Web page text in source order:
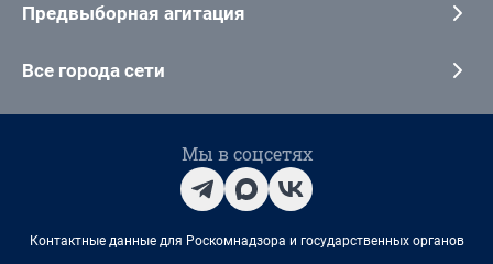
Предвыборная агитация
Все города сети
Мы в соцсетях
Контактные данные для Роскомнадзора и государственных органов